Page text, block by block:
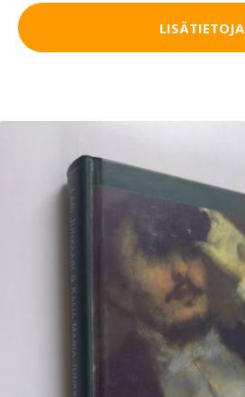
LISÄTIETOJA